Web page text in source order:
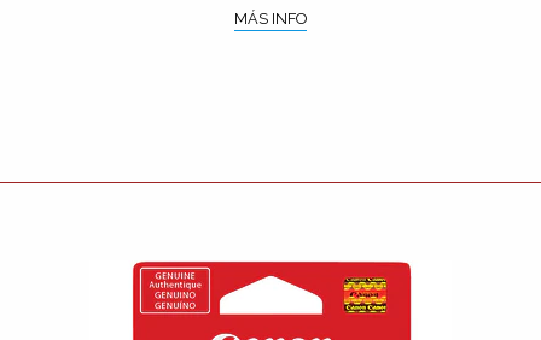
MÁS INFO